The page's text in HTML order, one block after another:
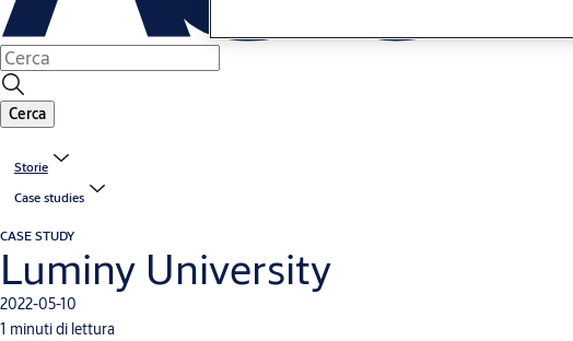
Cerca
Storie
Case studies
CASE STUDY
Luminy University
2022-05-10
1 minuti di lettura